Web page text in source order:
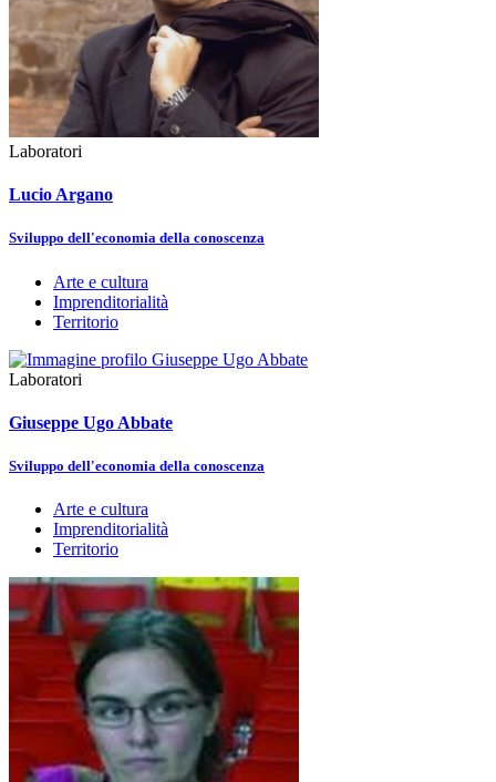
Laboratori
Lucio Argano
Sviluppo dell'economia della conoscenza
Arte e cultura
Imprenditorialità
Territorio
Laboratori
Giuseppe Ugo Abbate
Sviluppo dell'economia della conoscenza
Arte e cultura
Imprenditorialità
Territorio